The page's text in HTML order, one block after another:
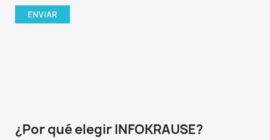
¿Por qué elegir INFOKRAUSE?